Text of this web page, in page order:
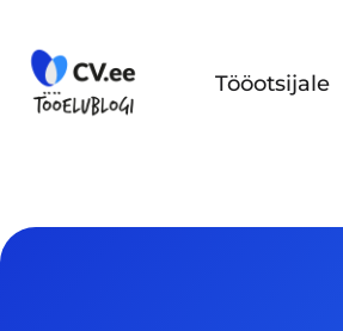
content
Tööotsijale